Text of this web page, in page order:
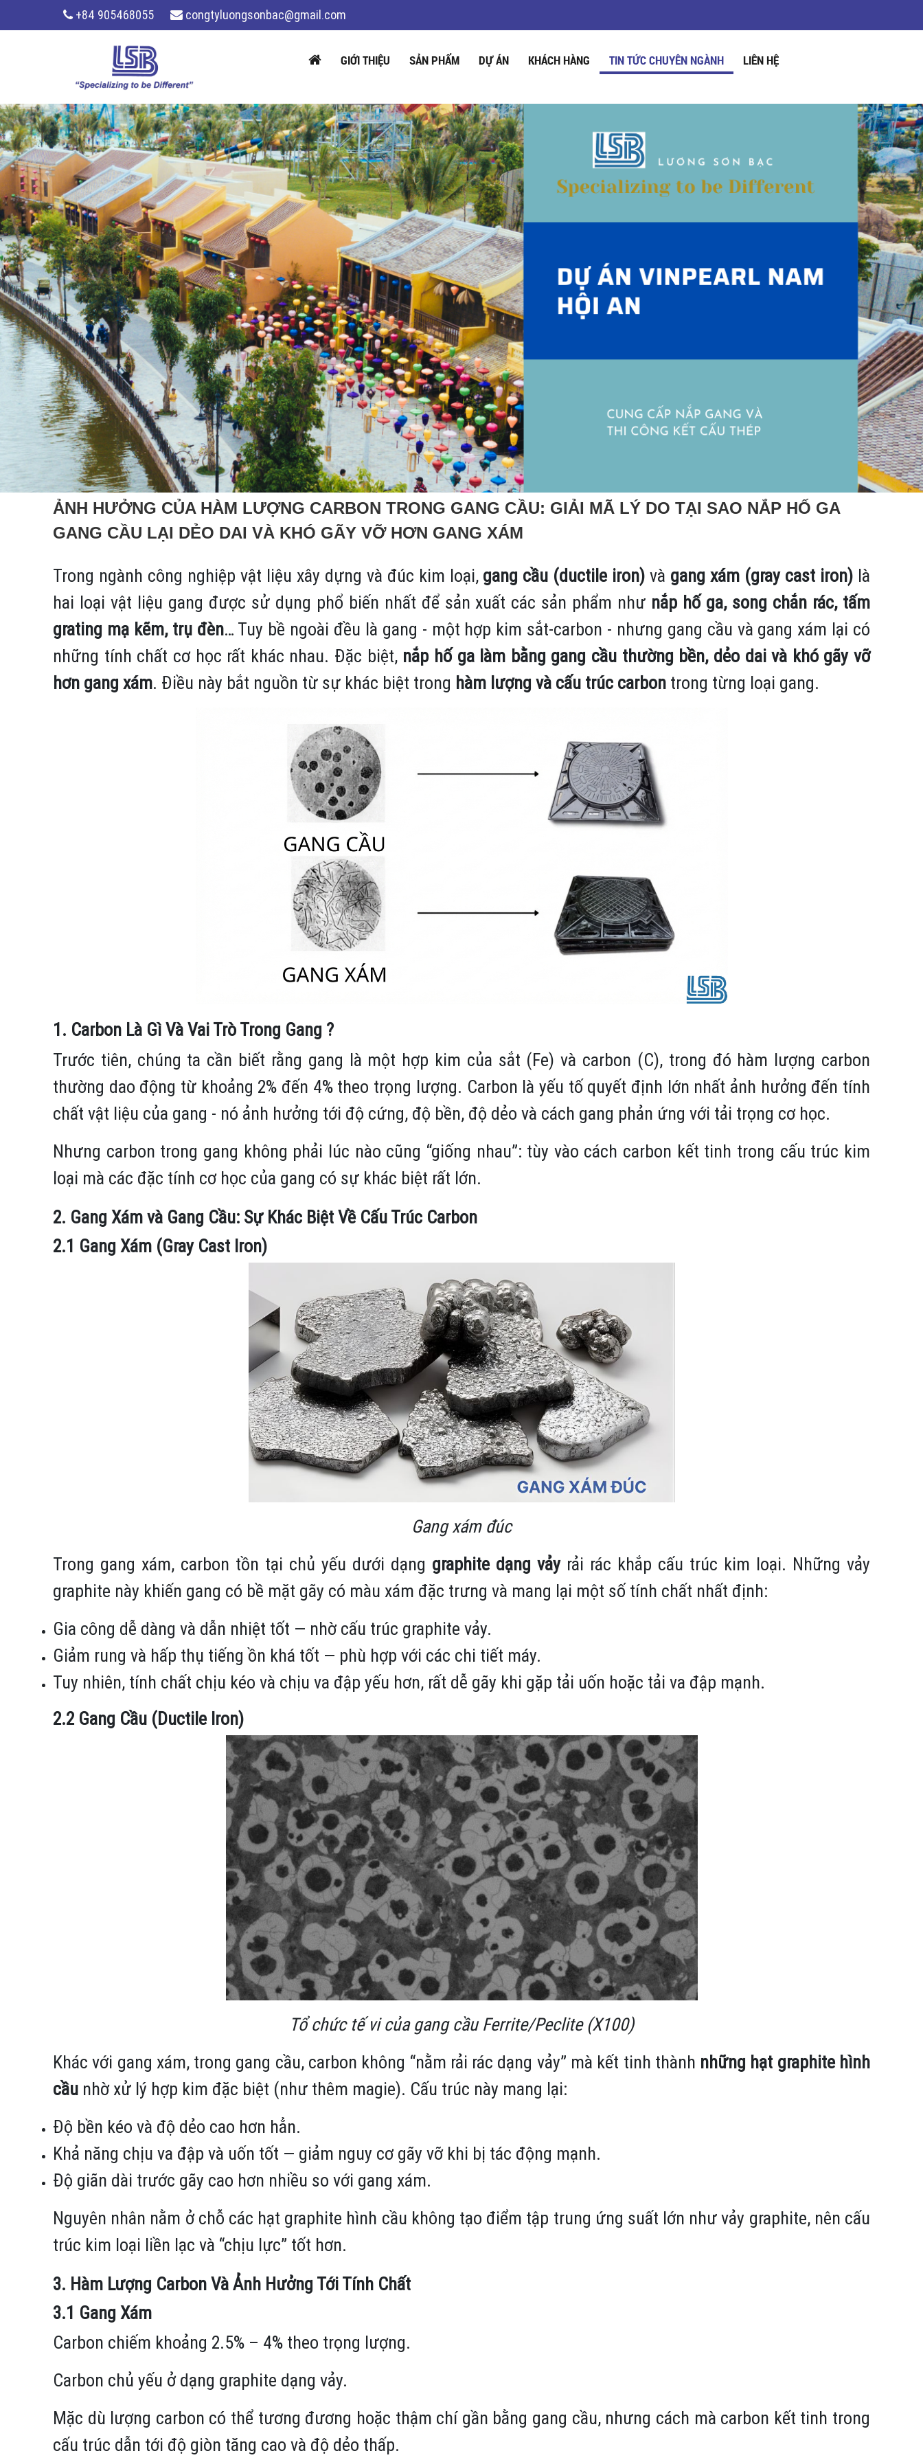
+84 905468055 congtyluongsonbac@gmail.com
GIỚI THIỆU SẢN PHẨM DỰ ÁN KHÁCH HÀNG TIN TỨC CHUYÊN NGÀNH LIÊN HỆ
ẢNH HƯỞNG CỦA HÀM LƯỢNG CARBON TRONG GANG CẦU: GIẢI MÃ LÝ DO TẠI SAO NẮP HỐ GA
GANG CẦU LẠI DẺO DAI VÀ KHÓ GÃY VỠ HƠN GANG XÁM
Trong ngành công nghiệp vật liệu xây dựng và đúc kim loại, gang cầu (ductile iron) và gang xám (gray cast iron) là
hai loại vật liệu gang được sử dụng phổ biến nhất để sản xuất các sản phẩm như nắp hố ga, song chắn rác, tấm
grating mạ kẽm, trụ đèn… Tuy bề ngoài đều là gang - một hợp kim sắt-carbon - nhưng gang cầu và gang xám lại có
những tính chất cơ học rất khác nhau. Đặc biệt, nắp hố ga làm bằng gang cầu thường bền, dẻo dai và khó gãy vỡ
hơn gang xám. Điều này bắt nguồn từ sự khác biệt trong hàm lượng và cấu trúc carbon trong từng loại gang.
1. Carbon Là Gì Và Vai Trò Trong Gang ?
Trước tiên, chúng ta cần biết rằng gang là một hợp kim của sắt (Fe) và carbon (C), trong đó hàm lượng carbon
thường dao động từ khoảng 2% đến 4% theo trọng lượng. Carbon là yếu tố quyết định lớn nhất ảnh hưởng đến tính
chất vật liệu của gang - nó ảnh hưởng tới độ cứng, độ bền, độ dẻo và cách gang phản ứng với tải trọng cơ học.
Nhưng carbon trong gang không phải lúc nào cũng “giống nhau”: tùy vào cách carbon kết tinh trong cấu trúc kim
loại mà các đặc tính cơ học của gang có sự khác biệt rất lớn.
2. Gang Xám và Gang Cầu: Sự Khác Biệt Về Cấu Trúc Carbon
2.1 Gang Xám (Gray Cast Iron)
Gang xám đúc
Trong gang xám, carbon tồn tại chủ yếu dưới dạng graphite dạng vảyrải rác khắp cấu trúc kim loại. Những vảy
graphite này khiến gang có bề mặt gãy có màu xám đặc trưng và mang lại một số tính chất nhất định:
Gia công dễ dàng và dẫn nhiệt tốt — nhờ cấu trúc graphite vảy.
Giảm rung và hấp thụ tiếng ồn khá tốt — phù hợp với các chi tiết máy.
Tuy nhiên, tính chất chịu kéo và chịu va đập yếu hơn, rất dễ gãy khi gặp tải uốn hoặc tải va đập mạnh.
2.2 Gang Cầu (Ductile Iron)
Tổ chức tế vi của gang cầu Ferrite/Peclite (X100)
Khác với gang xám, trong gang cầu, carbon không “nằm rải rác dạng vảy” mà kết tinh thành những hạt graphite hình
cầu nhờ xử lý hợp kim đặc biệt (như thêm magie). Cấu trúc này mang lại:
Độ bền kéo và độ dẻo cao hơn hẳn.
Khả năng chịu va đập và uốn tốt — giảm nguy cơ gãy vỡ khi bị tác động mạnh.
Độ giãn dài trước gãy cao hơn nhiều so với gang xám.
Nguyên nhân nằm ở chỗ các hạt graphite hình cầu không tạo điểm tập trung ứng suất lớn như vảy graphite, nên cấu
trúc kim loại liền lạc và “chịu lực” tốt hơn.
3. Hàm Lượng Carbon Và Ảnh Hưởng Tới Tính Chất
3.1 Gang Xám
Carbon chiếm khoảng 2.5% – 4% theo trọng lượng.
Carbon chủ yếu ở dạng graphite dạng vảy.
Mặc dù lượng carbon có thể tương đương hoặc thậm chí gần bằng gang cầu, nhưng cách mà carbon kết tinh trong
cấu trúc dẫn tới độ giòn tăng cao và độ dẻo thấp.